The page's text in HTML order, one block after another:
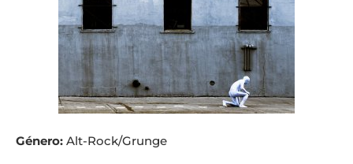
Género: Alt-Rock/Grunge